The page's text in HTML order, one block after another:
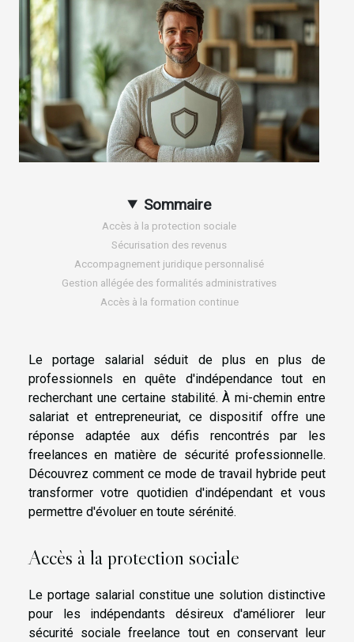
Sommaire
Accès à la protection sociale
Sécurisation des revenus
Accompagnement juridique personnalisé
Gestion allégée des formalités administratives
Accès à la formation continue
Le portage salarial séduit de plus en plus de
professionnels en quête d'indépendance tout en
recherchant une certaine stabilité. À mi-chemin entre
salariat et entrepreneuriat, ce dispositif offre une
réponse adaptée aux défis rencontrés par les
freelances en matière de sécurité professionnelle.
Découvrez comment ce mode de travail hybride peut
transformer votre quotidien d'indépendant et vous
permettre d'évoluer en toute sérénité.
Accès à la protection sociale
Le portage salarial constitue une solution distinctive
pour les indépendants désireux d'améliorer leur
sécurité sociale freelance tout en conservant leur